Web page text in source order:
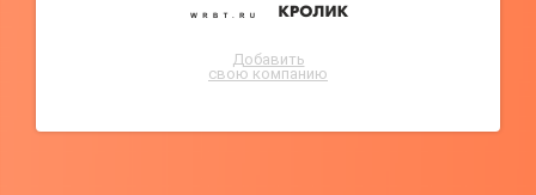
Добавить
свою компанию